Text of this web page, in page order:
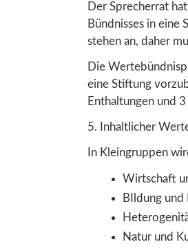
Der Sprecherrat
Bündnisses in eine
stehen an, daher
Die
eine Stiftung
Enthaltungen und
5. Inhaltlicher
In Kleingruppen
Wirtschaft
BIldung und
Natur und